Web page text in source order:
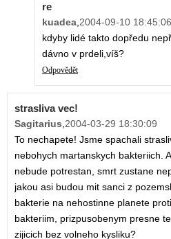
re
kuadea,2004-09-10 18:45:06
kdyby lidé takto dopředu
dávno v prdeli,víš?
Odpovědět
strasliva vec!
Sagitarius,2004-03-29 18:30:09
To nechapete! Jsme spachali
nebohych martanskych bakteriich.
nebude potrestan, smrt zustane
jakou asi budou mit sanci z
bakterie na nehostinne planete
bakteriim, prizpusobenym presne
zijicich bez volneho kysliku?